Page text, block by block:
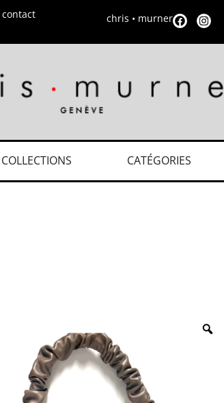
contact chris • murner
COLLECTIONS CATÉGORIES